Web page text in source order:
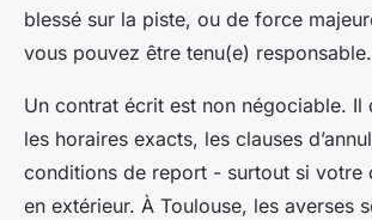
blessé sur la piste, ou de force
vous pouvez être tenu(e) responsable.
Un contrat écrit est non négociable. Il
les horaires exacts, les clauses
conditions de report - surtout si votre
en extérieur. À Toulouse, les averses